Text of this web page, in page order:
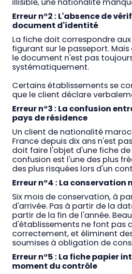
Erreur n°2 : L'absence de
document d'identité
La fiche doit correspondre
figurant sur le passeport.
le document n'est pas
systématiquement.
Certains établissements se
que le client déclare
Erreur n°3 : La confusion
pays de résidence
Un client de nationalité
France depuis dix ans n'est
doit faire l'objet d'une fiche
confusion est l'une des plus
des plus risquées lors d'un
Erreur n°4 : La conservation
Six mois de conservation, à
d'arrivée. Pas à partir de la
partir de la fin de l'année.
d'établissements ne font pas
correctement, et éliminent
soumises à obligation de
Erreur n°5 : La fiche papier
moment du contrôle